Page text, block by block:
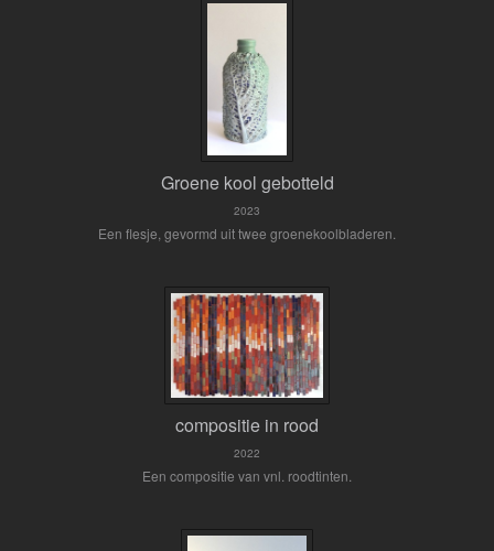
Groene kool gebotteld
2023
Een flesje, gevormd uit twee groenekoolbladeren.
compositie in rood
2022
Een compositie van vnl. roodtinten.